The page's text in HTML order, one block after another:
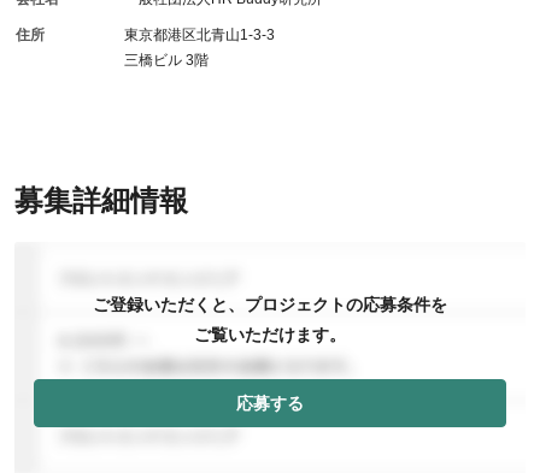
募集詳細情報
ご登録いただくと、プロジェクトの応募条件を
ご覧いただけます。
応募する
住所
東京都港区北青山1-3-3
三橋ビル 3階